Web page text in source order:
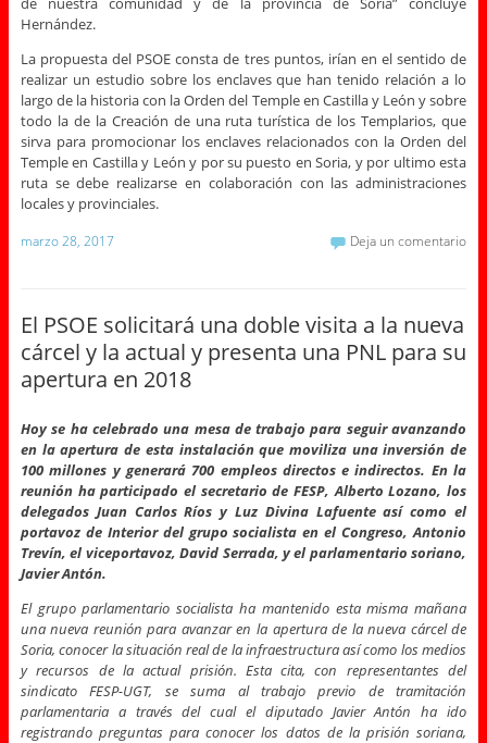
Hernández.
La propuesta del PSOE consta de tres puntos, irían en el sentido de
realizar un estudio sobre los enclaves que han tenido relación a lo
largo de la historia con la Orden del Temple en Castilla y León y sobre
todo la de la Creación de una ruta turística de los Templarios, que
sirva para promocionar los enclaves relacionados con la Orden del
Temple en Castilla y León y por su puesto en Soria, y por ultimo esta
ruta se debe realizarse en colaboración con las administraciones
locales y provinciales.
marzo 28, 2017 Deja un comentario
El PSOE solicitará una doble visita a la nueva
cárcel y la actual y presenta una PNL para su
apertura en 2018
Hoy se ha celebrado una mesa de trabajo para seguir avanzando
en la apertura de esta instalación que moviliza una inversión de
100 millones y generará 700 empleos directos e indirectos. En la
reunión ha participado el secretario de FESP, Alberto Lozano, los
delegados Juan Carlos Ríos y Luz Divina Lafuente así como el
portavoz de Interior del grupo socialista en el Congreso, Antonio
Trevín, el viceportavoz, David Serrada, y el parlamentario soriano,
Javier Antón.
El grupo parlamentario socialista ha mantenido esta misma mañana
una nueva reunión para avanzar en la apertura de la nueva cárcel de
Soria, conocer la situación real de la infraestructura así como los medios
y recursos de la actual prisión. Esta cita, con representantes del
sindicato FESP-UGT, se suma al trabajo previo de tramitación
parlamentaria a través del cual el diputado Javier Antón ha ido
registrando preguntas para conocer los datos de la prisión soriana,